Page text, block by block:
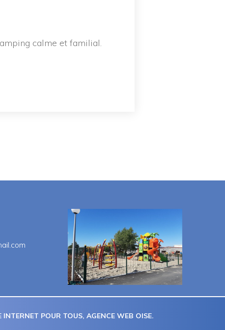
calme et familial.
INTERNET POUR TOUS, AGENCE WEB OISE.